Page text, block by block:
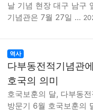
증권 인테리어 요리
게임
맛집 컴퓨터
의료 의학 경제
날 기념 현장 대구 남구
기념관은 7월 27일 …
역사
다부동전적기념관
호국의 의미
호국보훈의 달, 다부동
방문기 6월 호국보훈의